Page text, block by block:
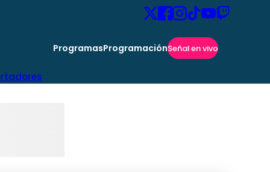
ProgramasProgramaciónSeñal en vivo